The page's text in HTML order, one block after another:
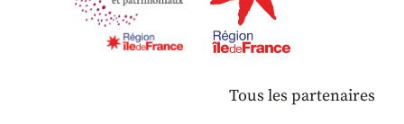
Tous les partenaires